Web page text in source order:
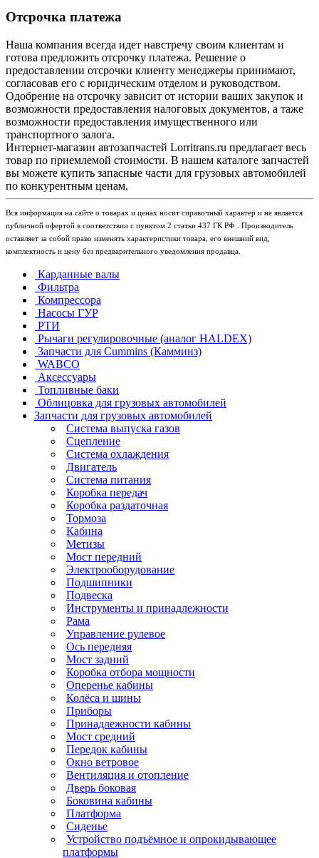
Отсрочка платежа
Наша компания всегда идет навстречу своим клиентам и
готова предложить отсрочку платежа. Решение о
предоставлении отсрочки клиенту менеджеры принимают,
согласовав его с юридическим отделом и руководством.
Одобрение на отсрочку зависит от истории ваших закупок и
возможности предоставления налоговых документов, а таже
возможности предоставления имущественного или
транспортного залога.
Интернет-магазин автозапчастей Lorritrans.ru предлагает весь
товар по приемлемой стоимости. В нашем каталоге запчастей
вы можете купить запасные части для грузовых автомобилей
по конкурентным ценам.
Вся информация на сайте о товарах и ценах носит справочный характер и не является
публичной офертой в соответствии с пунктом 2 статьи 437 ГК РФ . Производитель
оставляет за собой право изменять характеристики товара, его внешний вид,
комплектность и цену без предварительного уведомления продавца.
Карданные валы
Фильтра
Компрессора
Насосы ГУР
РТИ
Рычаги регулировочные (аналог HALDEX)
Запчасти для Cummins (Камминз)
WABCO
Аксессуары
Топливные баки
Облицовка для грузовых автомобилей
Запчасти для грузовых автомобилей
Система выпуска газов
Сцепление
Система охлаждения
Двигатель
Система питания
Коробка передач
Коробка раздаточная
Тормоза
Кабина
Метизы
Мост передний
Электрооборудование
Подшипники
Подвеска
Инструменты и принадлежности
Рама
Управление рулевое
Ось передняя
Мост задний
Коробка отбора мощности
Оперенье кабины
Колёса и шины
Приборы
Принадлежности кабины
Мост средний
Передок кабины
Окно ветровое
Вентиляция и отопление
Дверь боковая
Боковина кабины
Платформа
Сиденье
Устройство подъёмное и опрокидывающее
платформы